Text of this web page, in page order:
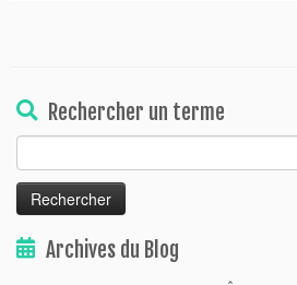
Rechercher un terme
Archives du Blog